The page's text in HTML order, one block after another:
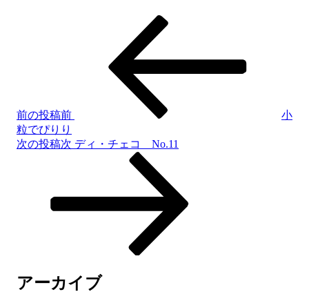
前の投稿前
小
粒でぴりり
次の投稿次 ディ・チェコ No.11
アーカイブ